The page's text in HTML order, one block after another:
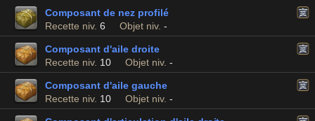
Composant de nez profilé
Recette niv. 6 Objet niv. -
Composant d'aile droite
Recette niv. 10 Objet niv. -
Composant d'aile gauche
Recette niv. 10 Objet niv. -